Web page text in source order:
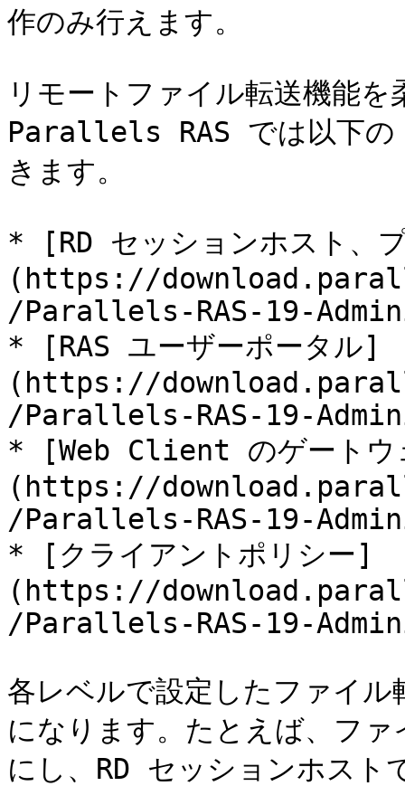
作のみ行えます。
リモートファイル転送機能
Parallels RAS では以下の
きます。
* [RD セッションホスト、
(https://
/Parallels-RAS-19-
* [RAS ユーザーポータル]
(https://
/Parallels-RAS-19-
* [Web Client のゲートウ
(https://
/Parallels-RAS-19-
* [クライアントポリシー]
(https://
/Parallels-RAS-19-
各レベルで設定したファイル
になります。たとえば、フ
にし、RD セッションホスト